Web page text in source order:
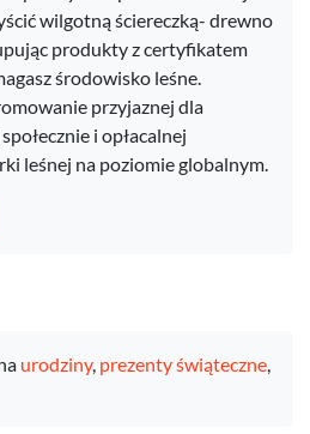
wilgotną ściereczką- drewno
produkty z certyfikatem
środowisko leśne.
przyjaznej dla
i opłacalnej
leśnej na poziomie globalnym.
urodziny, prezenty świąteczne,